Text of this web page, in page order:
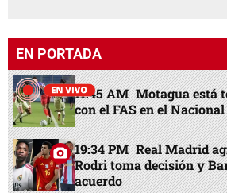
EN PORTADA
11:45 AM Motagua está
con el FAS en el Nacional
19:34 PM Real Madrid
Rodri toma decisión y
acuerdo